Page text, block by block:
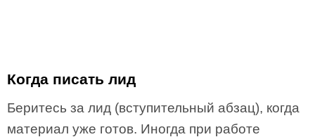
Когда писать лид
Беритесь за лид (вступительный абзац), когда
материал уже готов. Иногда при работе